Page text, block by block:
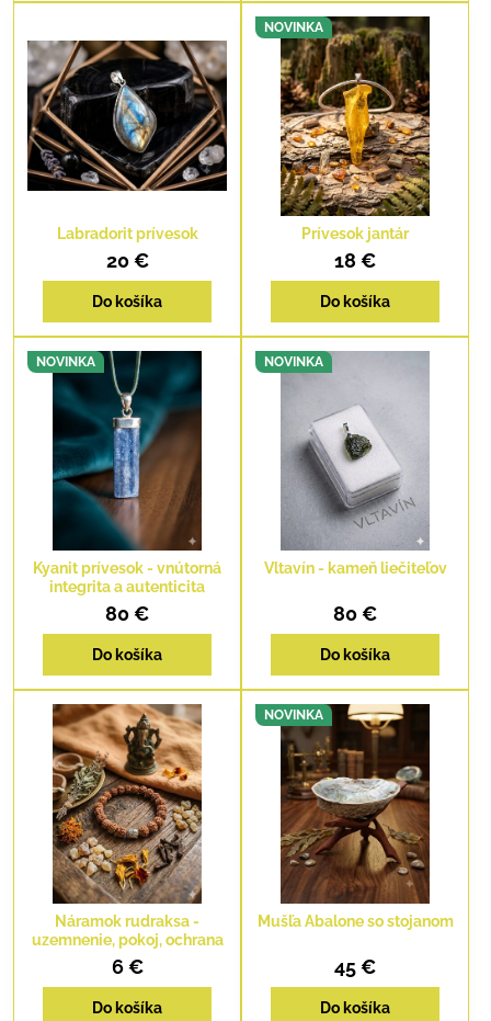
Labradorit prívesok
20 €
Do košíka
NOVINKA
Prívesok jantár
18 €
Do košíka
NOVINKA
Kyanit prívesok - vnútorná
integrita a autenticita
80 €
Do košíka
NOVINKA
Vltavín - kameň liečiteľov
80 €
Do košíka
Náramok rudraksa -
uzemnenie, pokoj, ochrana
6 €
Do košíka
NOVINKA
Mušľa Abalone so stojanom
45 €
Do košíka